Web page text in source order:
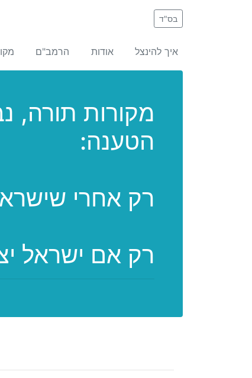
בס"ד
איך להינצל אודות הרמב"ם
מקורות תורה,
הטענה:
רק אחרי
רק אם ישראל